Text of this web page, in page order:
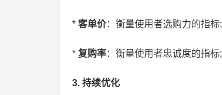
* 客单价：衡量使用者选购力的指标;
* 复购率：衡量使用者忠诚度的指标;
3. 持续优化